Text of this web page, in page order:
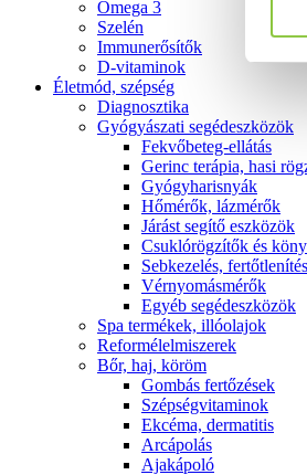
Omega 3
Szelén
Immunerősítők
D-vitaminok
Életmód, szépség
Diagnosztika
Gyógyászati segédeszközök
Fekvőbeteg-ellátás
Gerinc terápia, hasi
Gyógyharisnyák
Hőmérők, lázmérők
Járást segítő eszközök
Csuklórögzítők és
Sebkezelés, fertőtlenítés
Vérnyomásmérők
Egyéb segédeszközök
Spa termékek, illóolajok
Reformélelmiszerek
Bőr, haj, köröm
Gombás fertőzések
Szépségvitaminok
Ekcéma, dermatitis
Arcápolás
Ajakápoló